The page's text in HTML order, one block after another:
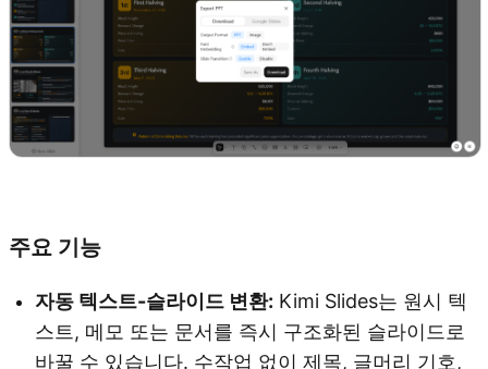
주요 기능
자동 텍스트-슬라이드 변환: Kimi Slides는 원시 텍
스트, 메모 또는 문서를 즉시 구조화된 슬라이드로
바꿀 수 있습니다. 수작업 없이 제목, 글머리 기호,